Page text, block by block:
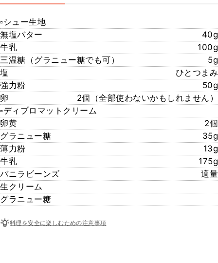
▫︎シュー生地
無塩バター
40g
牛乳
100g
三温糖（グラニュー糖でも可）
5g
塩
ひとつまみ
強力粉
50g
卵
2個（全部使わないかもしれません）
▫︎ディプロマットクリーム
卵黄
2個
グラニュー糖
35g
薄力粉
13g
牛乳
175g
バニラビーンズ
適量
生クリーム
グラニュー糖
料理を安全に楽しむための注意事項